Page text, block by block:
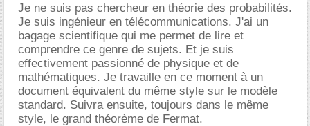
Je ne suis pas chercheur en théorie des probabilités.
Je suis ingénieur en télécommunications. J'ai un
bagage scientifique qui me permet de lire et
comprendre ce genre de sujets. Et je suis
effectivement passionné de physique et de
mathématiques. Je travaille en ce moment à un
document équivalent du même style sur le modèle
standard. Suivra ensuite, toujours dans le même
style, le grand théorème de Fermat.